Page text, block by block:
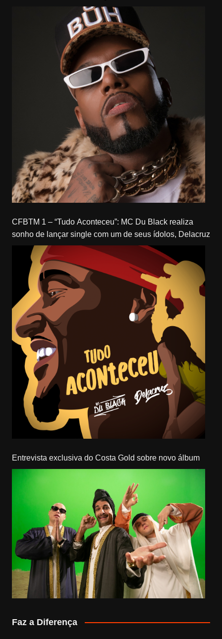
CFBTM 1 – “Tudo Aconteceu”: MC Du Black realiza
sonho de lançar single com um de seus ídolos, Delacruz
Entrevista exclusiva do Costa Gold sobre novo álbum
Faz a Diferença